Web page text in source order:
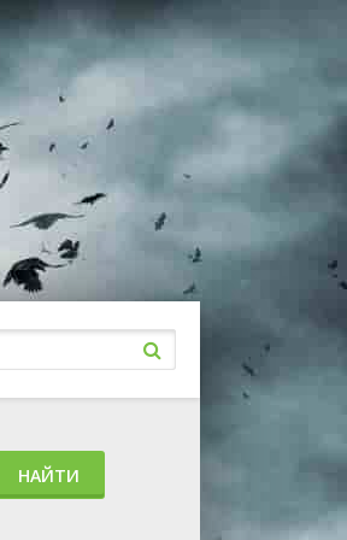
НАЙТИ